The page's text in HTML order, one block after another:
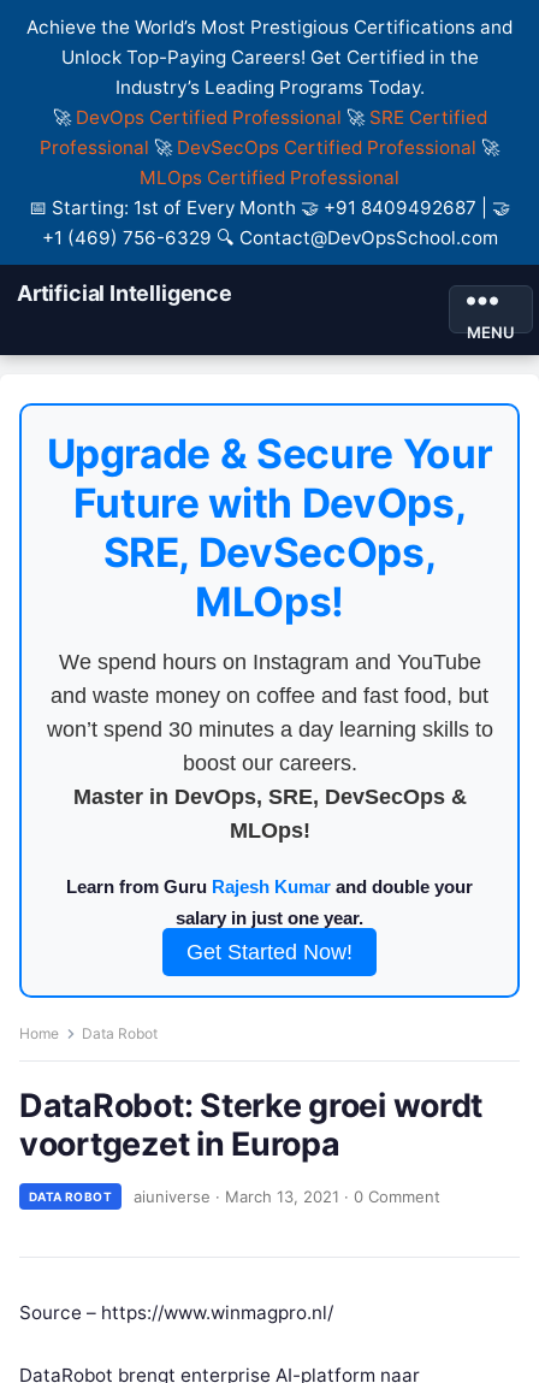
Achieve the World’s Most Prestigious Certifications and
Unlock Top-Paying Careers! Get Certified in the
Industry’s Leading Programs Today.
🚀 DevOps Certified Professional 🚀 SRE Certified
Professional 🚀 DevSecOps Certified Professional 🚀
MLOps Certified Professional
📅 Starting: 1st of Every Month 🤝 +91 8409492687 | 🤝
+1 (469) 756-6329 🔍 Contact@DevOpsSchool.com
Artificial Intelligence
MENU
Upgrade & Secure Your
Future with DevOps,
SRE, DevSecOps,
MLOps!
We spend hours on Instagram and YouTube
and waste money on coffee and fast food, but
won’t spend 30 minutes a day learning skills to
boost our careers.
Master in DevOps, SRE, DevSecOps &
MLOps!
Learn from Guru Rajesh Kumar and double your
salary in just one year.
Get Started Now!
Home Data Robot
DataRobot: Sterke groei wordt
voortgezet in Europa
DATA ROBOT aiuniverse · March 13, 2021 · 0 Comment
Source – https://www.winmagpro.nl/
DataRobot brengt enterprise AI-platform naar